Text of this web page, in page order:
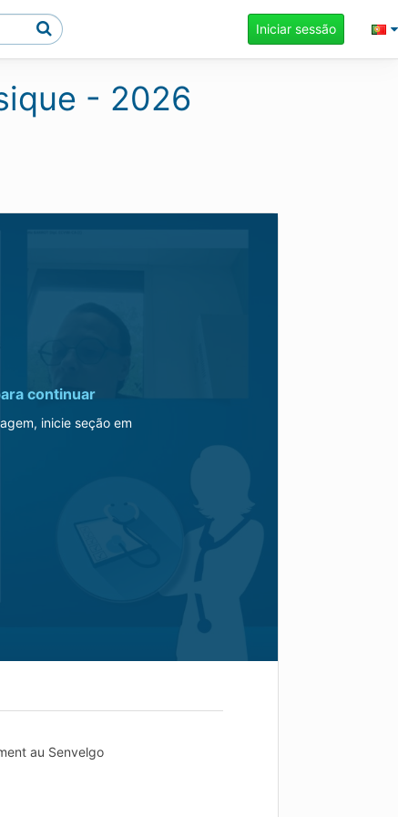
Iniciar sessão
- 2026
continuar
inicie seção em
au Senvelgo